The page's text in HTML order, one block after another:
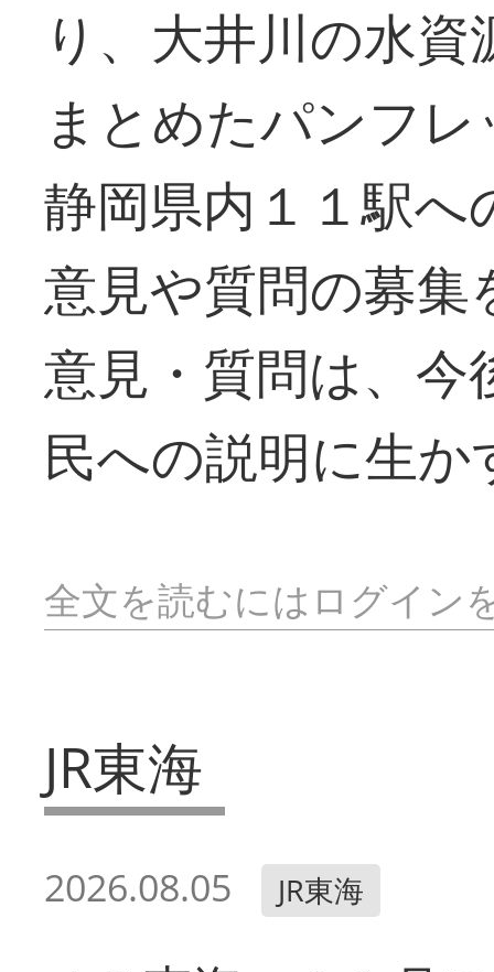
り、大井川の水
まとめたパンフ
静岡県内１１駅へ
意見や質問の募
意見・質問は、
民への説明に生か
全文を読むにはログイン
JR東海
2026.08.05 JR東海